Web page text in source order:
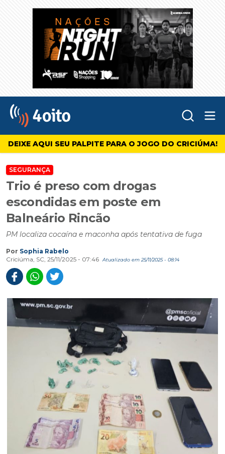
4oito
DEIXE AQUI SEU PALPITE PARA O JOGO DO CRICIÚMA!
SEGURANÇA
Trio é preso com drogas
escondidas em poste em
Balneário Rincão
PM localiza cocaína e maconha após tentativa de fuga
Por Sophia Rabelo
Criciúma, SC, 25/11/2025 - 07:46
Atualizado em 25/11/2025 - 08:14